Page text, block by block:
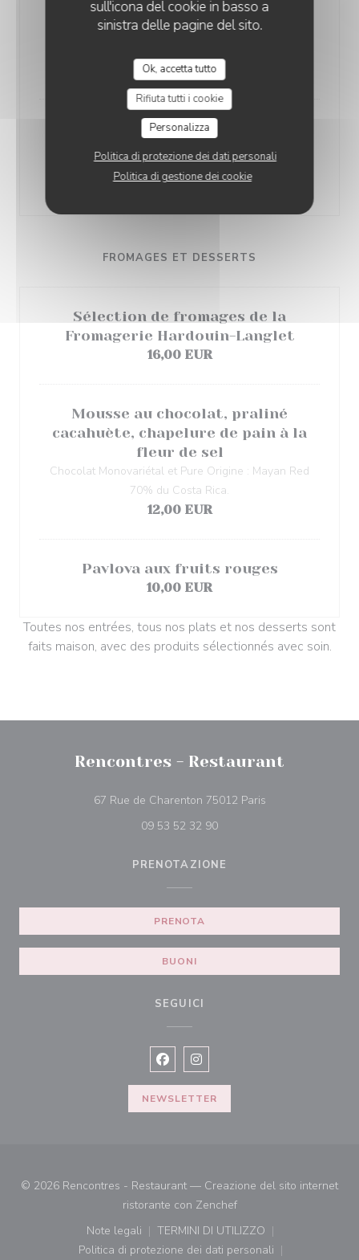
sull'icona del cookie in basso a
sinistra delle pagine del sito.
Ok, accetta tutto
Rifiuta tutti i cookie
Personalizza
Politica di protezione dei dati personali
Politica di gestione dei cookie
chiches au cumin, yaourt citronnée
et cerises
22,00 EUR
Onglet de bœuf, purée de pois
cassés à l’estragon, échalotes
confites et jus réduit
26,00 EUR
FROMAGES ET DESSERTS
Sélection de fromages de la
Fromagerie Hardouin-Langlet
16,00 EUR
Mousse au chocolat, praliné
cacahuète, chapelure de pain à la
fleur de sel
Chocolat Monovariétal et Pure Origine : Mayan Red
70% du Costa Rica.
12,00 EUR
Pavlova aux fruits rouges
10,00 EUR
Toutes nos entrées, tous nos plats et nos desserts sont
faits maison, avec des produits sélectionnés avec soin.
Rencontres - Restaurant
67 Rue de Charenton 75012 Paris((apre una nuova
09 53 52 32 90
PRENOTAZIONE
PRENOTA
BUONI
SEGUICI
Facebook ((apre una nuova
Instagram ((apre una nuova
NEWSLETTER
© 2026 Rencontres - Restaurant — Creazione del sito internet
ristorante con Zenchef((apre una nuova
Note legali
((apre una nuova finestra))
TERMINI DI UTILIZZO
((apre una nuova finestra))
Politica di protezione dei dati personali